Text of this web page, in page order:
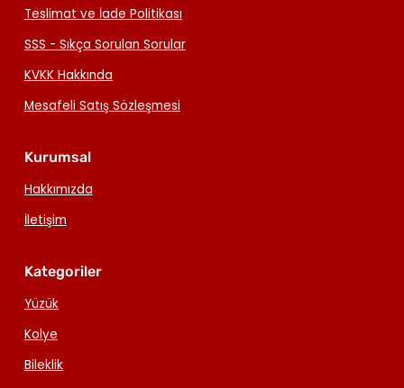
Teslimat ve İade Politikası
SSS - Sıkça Sorulan Sorular
KVKK Hakkında
Mesafeli Satış Sözleşmesi
Kurumsal
Hakkımızda
İletişim
Kategoriler
Yüzük
Kolye
Bileklik